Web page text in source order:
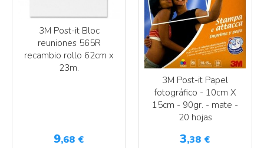
3M Post-it Bloc
reuniones 565R
recambio rollo 62cm x
23m.
9,68 €
3M Post-it Papel
fotográfico - 10cm X
15cm - 90gr. - mate -
20 hojas
3,38 €